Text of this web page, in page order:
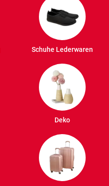
Schuhe Lederwaren
Deko